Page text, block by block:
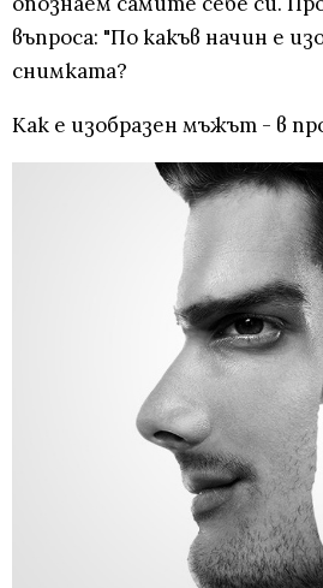
въпроса: "По какъв начин е
снимката?
Как е изобразен мъжът - в